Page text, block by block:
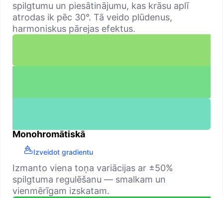
spilgtumu un piesātinājumu, kas krāsu aplī
atrodas ik pēc 30°. Tā veido plūdenus,
harmoniskus pārejas efektus.
Monohromātiskā
Izveidot gradientu
Izmanto viena toņa variācijas ar ±50%
spilgtuma regulēšanu — smalkam un
vienmērīgam izskatam.